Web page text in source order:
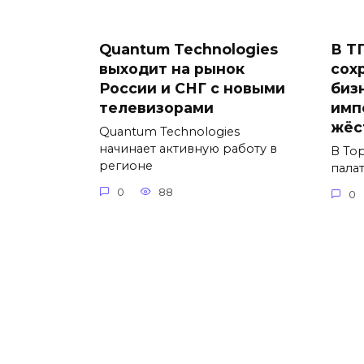
Quantum Technologies
выходит на рынок
России и СНГ с новыми
телевизорами
Quantum Technologies
начинает активную работу в
регионе
0 88
В
В
0